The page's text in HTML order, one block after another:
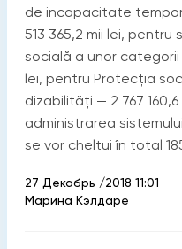
de incapacitate
513 365,2 mii lei,
socială a unor
lei, pentru Protecția
dizabilități — 2 767
administrarea
se vor cheltui în total
27 Декабрь /2018 11:01
Марина Кэлдаре